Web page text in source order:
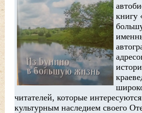
книгу
читателей, которые
культурным наследием своего